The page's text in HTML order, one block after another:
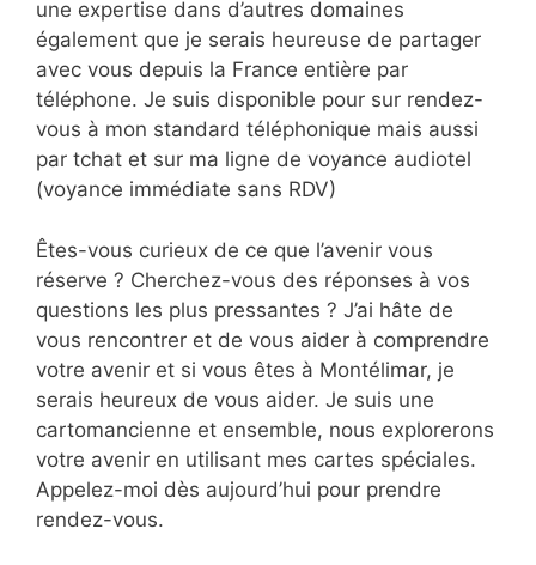
une expertise dans d’autres domaines
également que je serais heureuse de partager
avec vous depuis la France entière par
téléphone. Je suis disponible pour sur rendez-
vous à mon standard téléphonique mais aussi
par tchat et sur ma ligne de voyance audiotel
(voyance immédiate sans RDV)
Êtes-vous curieux de ce que l’avenir vous
réserve ? Cherchez-vous des réponses à vos
questions les plus pressantes ? J’ai hâte de
vous rencontrer et de vous aider à comprendre
votre avenir et si vous êtes à Montélimar, je
serais heureux de vous aider. Je suis une
cartomancienne et ensemble, nous explorerons
votre avenir en utilisant mes cartes spéciales.
Appelez-moi dès aujourd’hui pour prendre
rendez-vous.